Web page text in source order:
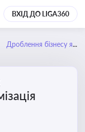
ВХІД ДО LIGA360
Дроблення бізнесу як недобросовісна оптимізація оподаткування